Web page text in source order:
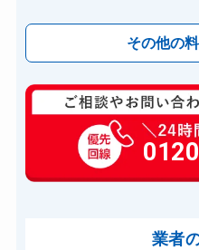
その他の
玄関カギ修理
玄関カギ作成
玄関カギ交換
スーツケースカギ作成
業者